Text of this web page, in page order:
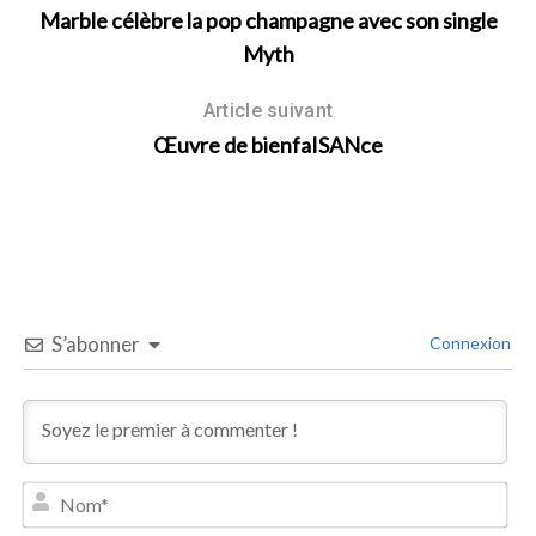
Marble célèbre la pop champagne avec son single
Myth
Article suivant
Œuvre de bienfaISANce
S’abonner Connexion
o